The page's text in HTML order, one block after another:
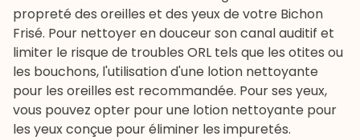
propreté des oreilles et des yeux de votre Bichon
Frisé. Pour nettoyer en douceur son canal auditif et
limiter le risque de troubles ORL tels que les otites ou
les bouchons, l'utilisation d'une lotion nettoyante
pour les oreilles est recommandée. Pour ses yeux,
vous pouvez opter pour une lotion nettoyante pour
les yeuxconçue pour éliminer les impuretés.